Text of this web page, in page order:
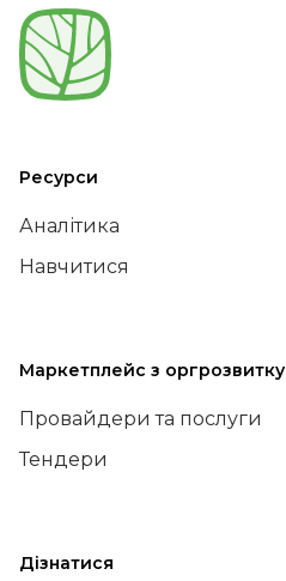
Ресурси
Аналітика
Навчитися
Маркетплейс з оргрозвитку
Провайдери та послуги
Тендери
Дізнатися